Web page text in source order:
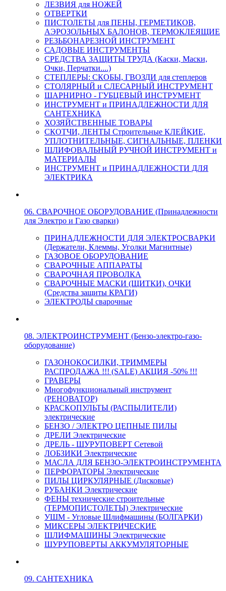
ЛЕЗВИЯ для НОЖЕЙ
ОТВЕРТКИ
ПИСТОЛЕТЫ для ПЕНЫ, ГЕРМЕТИКОВ,
АЭРОЗОЛЬНЫХ БАЛОНОВ, ТЕРМОКЛЕЯЩИЕ
РЕЗЬБОНАРЕЗНОЙ ИНСТРУМЕНТ
САДОВЫЕ ИНСТРУМЕНТЫ
СРЕДСТВА ЗАЩИТЫ ТРУДА (Каски, Маски,
Очки, Перчатки....)
СТЕПЛЕРЫ: СКОБЫ, ГВОЗДИ для степлеров
СТОЛЯРНЫЙ и СЛЕСАРНЫЙ ИНСТРУМЕНТ
ШАРНИРНО - ГУБЦЕВЫЙ ИНСТРУМЕНТ
ИНСТРУМЕНТ и ПРИНАДЛЕЖНОСТИ ДЛЯ
САНТЕХНИКА
ХОЗЯЙСТВЕННЫЕ ТОВАРЫ
СКОТЧИ, ЛЕНТЫ Строительные КЛЕЙКИЕ,
УПЛОТНИТЕЛЬНЫЕ, СИГНАЛЬНЫЕ, ПЛЕНКИ
ШЛИФОВАЛЬНЫЙ РУЧНОЙ ИНСТРУМЕНТ и
МАТЕРИАЛЫ
ИНСТРУМЕНТ и ПРИНАДЛЕЖНОСТИ ДЛЯ
ЭЛЕКТРИКА
06. СВАРОЧНОЕ ОБОРУДОВАНИЕ (Принадлежности
для Электро и Газо сварки)
ПРИНАДЛЕЖНОСТИ ДЛЯ ЭЛЕКТРОСВАРКИ
(Держатели, Клеммы, Уголки Магнитные)
ГАЗОВОЕ ОБОРУДОВАНИЕ
СВАРОЧНЫЕ АППАРАТЫ
СВАРОЧНАЯ ПРОВОЛКА
СВАРОЧНЫЕ МАСКИ (ЩИТКИ), ОЧКИ
(Средства защиты КРАГИ)
ЭЛЕКТРОДЫ сварочные
08. ЭЛЕКТРОИНСТРУМЕНТ (Бензо-электро-газо-
оборудование)
ГАЗОНОКОСИЛКИ, ТРИММЕРЫ
РАСПРОДАЖА !!! (SALE) АКЦИЯ -50% !!!
ГРАВЕРЫ
Многофункциональный инструмент
(РЕНОВАТОР)
КРАСКОПУЛЬТЫ (РАСПЫЛИТЕЛИ)
электрические
БЕНЗО / ЭЛЕКТРО ЦЕПНЫЕ ПИЛЫ
ДРЕЛИ Электрические
ДРЕЛЬ - ШУРУПОВЕРТ Сетевой
ЛОБЗИКИ Электрические
МАСЛА ДЛЯ БЕНЗО-ЭЛЕКТРОИНСТРУМЕНТА
ПЕРФОРАТОРЫ Электрические
ПИЛЫ ЦИРКУЛЯРНЫЕ (Дисковые)
РУБАНКИ Электрические
ФЕНЫ технические строительные
(ТЕРМОПИСТОЛЕТЫ) Электрические
УШМ - Угловые Шлифмашины (БОЛГАРКИ)
МИКСЕРЫ ЭЛЕКТРИЧЕСКИЕ
ШЛИФМАШИНЫ Электрические
ШУРУПОВЕРТЫ АККУМУЛЯТОРНЫЕ
09. САНТЕХНИКА